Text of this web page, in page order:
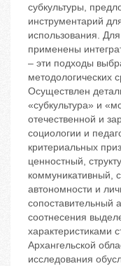
субкультуры,
инструментарий
использования.
применены
– эти подходы
методологических
Осуществлен
«субкультура» и
отечественной и
социологии и
критериальных
ценностный,
коммуникативный,
автономности и
сопоставительный
соотнесения
характеристиками
Архангельской
исследования